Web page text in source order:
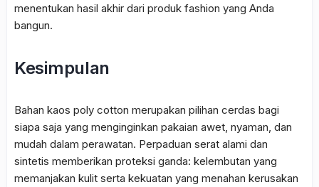
menentukan hasil akhir dari produk fashion yang Anda
bangun.
Kesimpulan
Bahan kaos poly cotton merupakan pilihan cerdas bagi
siapa saja yang menginginkan pakaian awet, nyaman, dan
mudah dalam perawatan. Perpaduan serat alami dan
sintetis memberikan proteksi ganda: kelembutan yang
memanjakan kulit serta kekuatan yang menahan kerusakan